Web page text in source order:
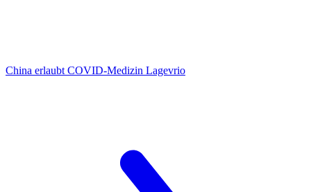
China erlaubt COVID-Medizin Lagevrio